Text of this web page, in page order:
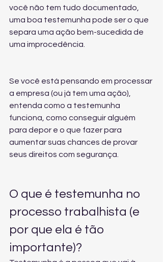
você não tem tudo documentado,
uma boa testemunha pode ser o que
separa uma ação bem-sucedida de
uma improcedência.
Se você está pensando em processar
a empresa (ou já tem uma ação),
entenda como a testemunha
funciona, como conseguir alguém
para depor e o que fazer para
aumentar suas chances de provar
seus direitos com segurança.
O que é testemunha no
processo trabalhista (e
por que ela é tão
importante)?